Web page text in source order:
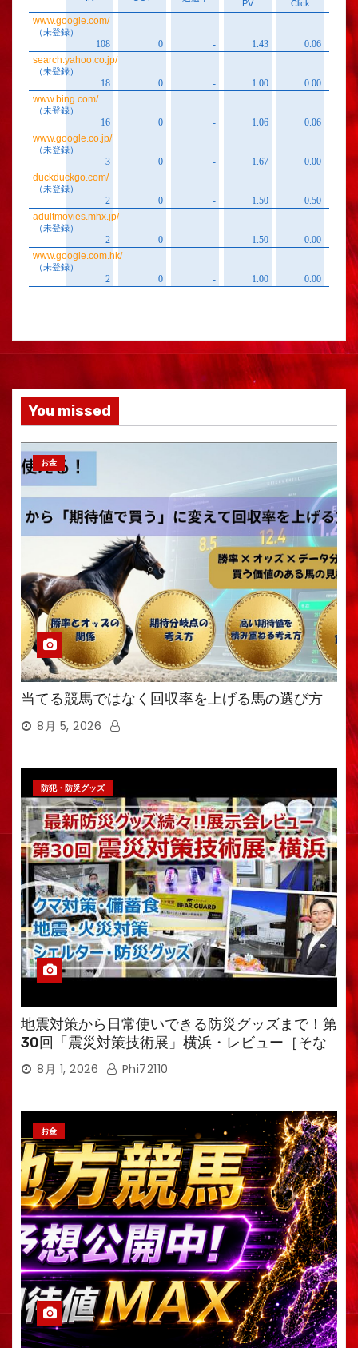
You missed
お金
当てる競馬ではなく回収率を上げる馬の選び方
8月 5, 2026
防犯・防災グッズ
地震対策から日常使いできる防災グッズまで！第
30回「震災対策技術展」横浜・レビュー［そな
えるTV・高荷智也］
8月 1, 2026 Phi72110
お金